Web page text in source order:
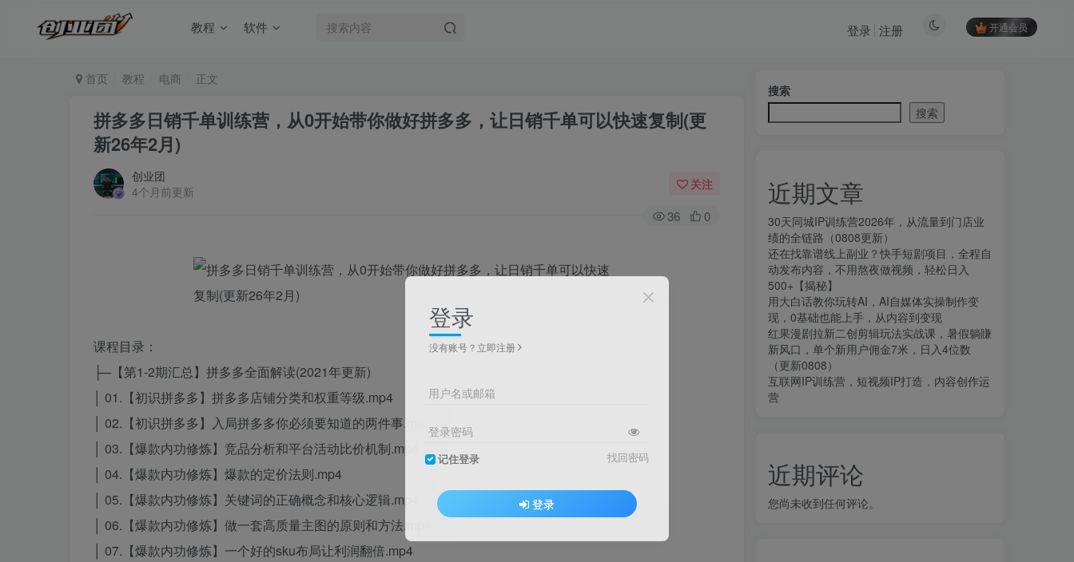
教程 软件 开通会员
登录 注册
首页 教程 电商 正文
拼多多日销千单训练营，从0开始带你做好拼多多，让日销千单可以快速复制(更
新26年2月)
创业团
4个月前更新
关注
36 0
课程目录：
├─【第1-2期汇总】拼多多全面解读(2021年更新)
│ 01.【初识拼多多】拼多多店铺分类和权重等级.mp4
│ 02.【初识拼多多】入局拼多多你必须要知道的两件事.mp4
│ 03.【爆款内功修炼】竞品分析和平台活动比价机制.mp4
│ 04.【爆款内功修炼】爆款的定价法则.mp4
│ 05.【爆款内功修炼】关键词的正确概念和核心逻辑.mp4
│ 06.【爆款内功修炼】做一套高质量主图的原则和方法.mp4
│ 07.【爆款内功修炼】一个好的sku布局让利润翻倍.mp4
搜索
搜索
近期文章
30天同城IP训练营2026年，从流量到门店业
绩的全链路（0808更新）
还在找靠谱线上副业？快手短剧项目，全程自
动发布内容，不用熬夜做视频，轻松日入
500+【揭秘】
用大白话教你玩转AI，AI自媒体实操制作变
现，0基础也能上手，从内容到变现
红果漫剧拉新二创剪辑玩法实战课，暑假躺賺
新风口，单个新用户佣金7米，日入4位数
（更新0808）
互联网IP训练营，短视频IP打造，内容创作运
营
近期评论
您尚未收到任何评论。
登录
没有账号？立即注册
用户名或邮箱
登录密码
记住登录 找回密码
登录